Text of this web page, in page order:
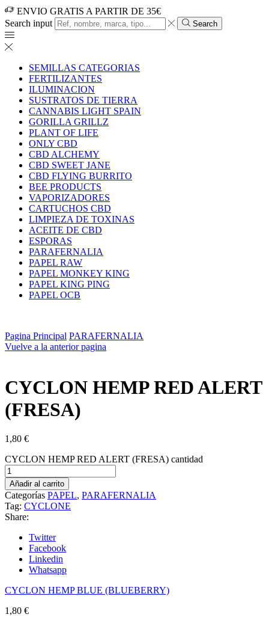
ENVIO GRATIS A PARTIR DE 35€
Search input
Search
SEMILLAS CATEGORIAS
FERTILIZANTES
ILUMINACION
SUSTRATOS DE TIERRA
CANNABIS LIGHT SPAIN
GORILLA GRILLZ
PLANT OF LIFE
ONLY CBD
CBD ALCHEMY
CBD SWEET JANE
CBD FLYING BURRITO
BEE PRODUCTS
VAPORIZADORES
CARTUCHOS CBD
LIMPIEZA DE TOXINAS
ACEITE DE CBD
ESPORAS
PARAFERNALIA
PAPEL RAW
PAPEL MONKEY KING
PAPEL KING PING
PAPEL OCB
Pagina Principal PARAFERNALIA
Vuelve a la anterior pagina
CYCLON HEMP RED ALERT
(FRESA)
1,80 €
CYCLON HEMP RED ALERT (FRESA) cantidad
Añadir al carrito
Categorías PAPEL, PARAFERNALIA
Tag: CYCLONE
Share:
Twitter
Facebook
Linkedin
Whatsapp
CYCLON HEMP BLUE (BLUEBERRY)
1,80 €